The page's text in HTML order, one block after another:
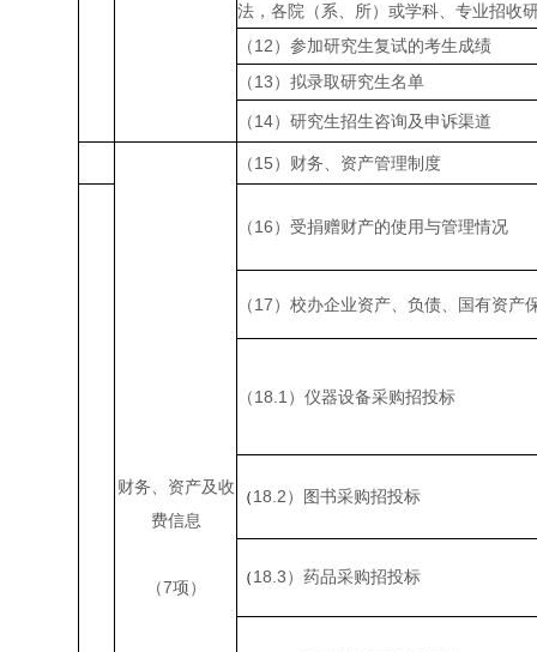
法，各院（系、所）或学科、专业招收
（12）参加研究生复试的考生成绩
（13）拟录取研究生名单
（14）研究生招生咨询及申诉渠道
财务、资产及收
费信息
（7项）
（15）财务、资产管理制度
（16）受捐赠财产的使用与管理情况
（17）校办企业资产、负债、国有资产
（18.1 ）仪器设备采购招投标
（ 18.2）图书采购招投标
（ 18.3）药品采购招投标